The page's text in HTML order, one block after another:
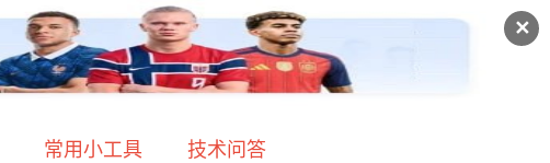
✕
常用小工具 技术问答